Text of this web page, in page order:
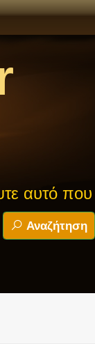
που
Αναζήτηση